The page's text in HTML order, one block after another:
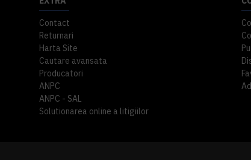
Contact
Returnari
Harta Site
Cautare avansata
Producatori
ANPC
ANPC - SAL
Solutionarea online a litigiilor